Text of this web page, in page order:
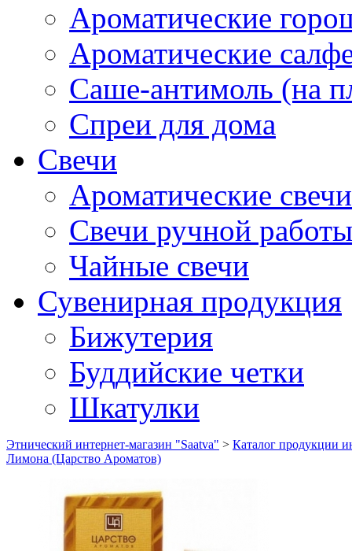
Ароматические
Ароматические
Саше-антимоль (на
Спреи для дома
Свечи
Ароматические свечи
Свечи ручной работы
Чайные свечи
Сувенирная продукция
Бижутерия
Буддийские четки
Шкатулки
Этнический интернет-магазин "Saatva" > Каталог продукции
Лимона (Царство Ароматов)